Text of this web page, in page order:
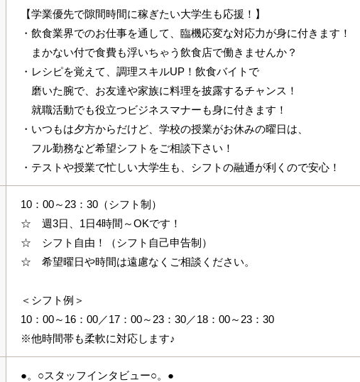
【学業優先で隙間時間に稼ぎたい大学生も応援！】
・飲食業界でのお仕事を通して、臨機応変な対応力が身に付きます！
まかない付で食費も浮いちゃう飲食店で働きませんか？
・レシピを覚えて、調理スキルUP！飲食バイトで
磨いた腕で、お友達や家族に料理を披露するチャンス！
就職活動でも役立つビジネスマナーも身に付きます！
・いつもは夕方からだけど、学校の授業がお休みの曜日は、
フル勤務など希望シフトをご相談下さい！
・テストや授業で忙しい大学生も、シフトの融通が利くので安心！
10：00～23：30（シフト制）
☆ 週3日、1日4時間～OKです！
☆ シフト自由！（シフト自己申告制）
☆ 希望曜日や時間は遠慮なくご相談ください。
＜シフト例＞
10：00～16：00／17：00～23：30／18：00～23：30
※他時間帯も柔軟に対応します♪
●。○スタッフインタビュー○。●